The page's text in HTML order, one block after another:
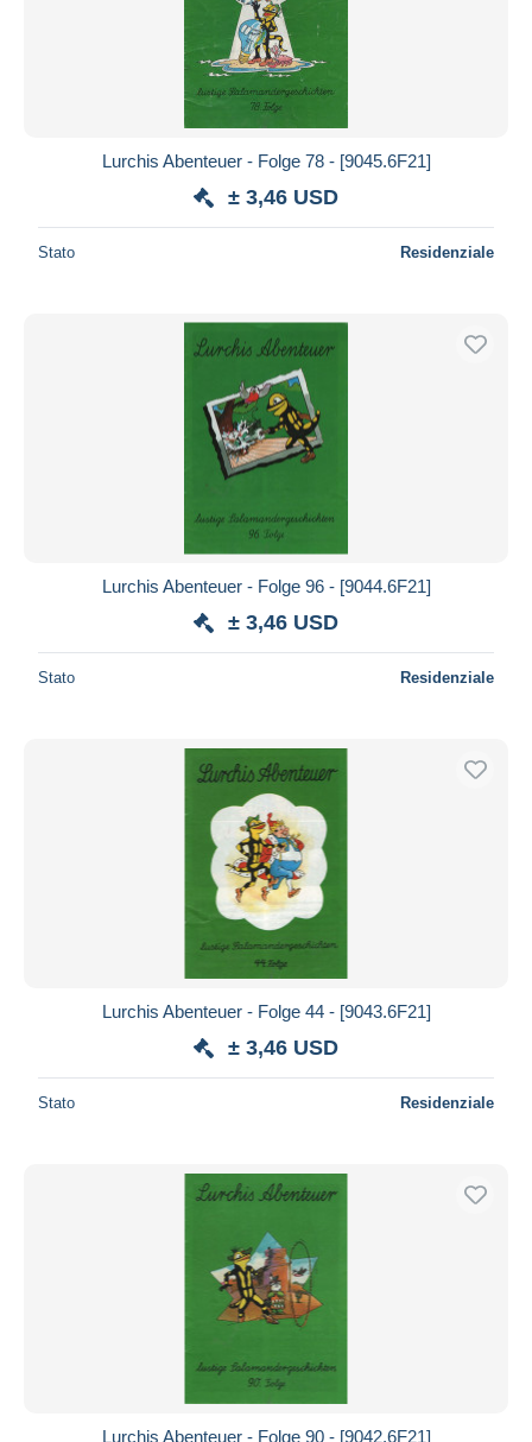
Lurchis Abenteuer - Folge 78 - [9045.6F21]
± 3,46 USD
Stato Residenziale
Lurchis Abenteuer - Folge 96 - [9044.6F21]
± 3,46 USD
Stato Residenziale
Lurchis Abenteuer - Folge 44 - [9043.6F21]
± 3,46 USD
Stato Residenziale
Lurchis Abenteuer - Folge 90 - [9042.6F21]